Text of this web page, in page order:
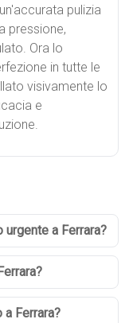
pulizia
pressione,
Ora lo
in tutte le
visivamente lo
e
a Ferrara?
a Ferrara?